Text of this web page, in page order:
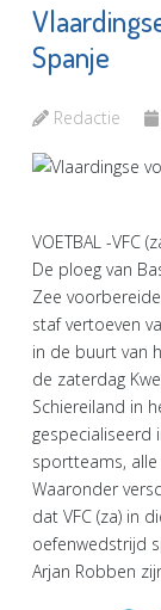
Spanje
Redactie
VOETBAL -VFC
De ploeg van
Zee
staf vertoeven
in de buurt van
de zaterdag
Schiereiland in
gespecialiseerd
sportteams,
Waaronder
dat VFC (za) in
oefenwedstrijd
Arjan Robben